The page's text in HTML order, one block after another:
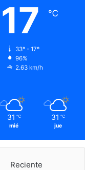
17 ℃
33º - 17º
96%
2.63 km/h
31 ℃
mié
31 ℃
jue
Reciente